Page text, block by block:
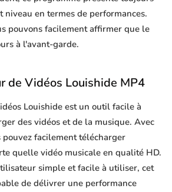
niveau en termes de performances.
pouvons facilement affirmer que le
à l'avant-garde.
de Vidéos Louishide MP4
Louishide est un outil facile à
des vidéos et de la musique. Avec
facilement télécharger
quelle vidéo musicale en qualité HD.
simple et facile à utiliser, cet
de délivrer une performance